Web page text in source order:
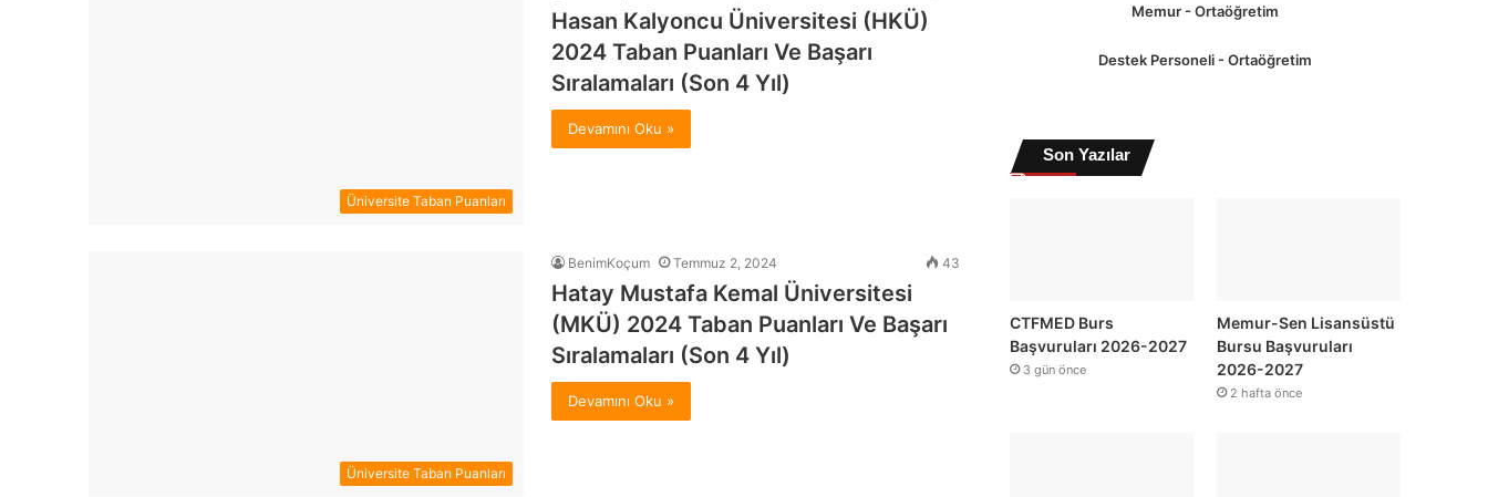
Üniversite Taban Puanları
Hasan Kalyoncu Üniversitesi (HKÜ)
2024 Taban Puanları Ve Başarı
Sıralamaları (Son 4 Yıl)
Devamını Oku »
Üniversite Taban Puanları
BenimKoçum Temmuz 2, 2024 43
Hatay Mustafa Kemal Üniversitesi
(MKÜ) 2024 Taban Puanları Ve Başarı
Sıralamaları (Son 4 Yıl)
Devamını Oku »
Memur - Ortaöğretim
Destek Personeli - Ortaöğretim
Son Yazılar
CTFMED Burs
Başvuruları 2026-2027
3 gün önce
Memur-Sen Lisansüstü
Bursu Başvuruları
2026-2027
2 hafta önce